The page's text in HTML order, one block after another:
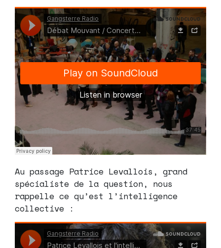
Au passage Patrice Levallois, grand
spécialiste de la question, nous
rappelle ce qu’est l’intelligence
collective :